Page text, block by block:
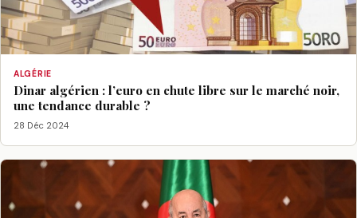
ALGÉRIE
Dinar algérien : l’euro en chute libre sur le marché noir,
une tendance durable ?
28 Déc 2024